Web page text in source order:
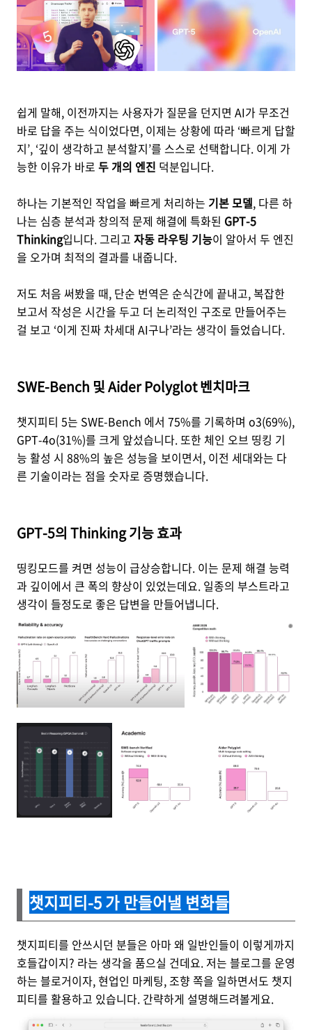
쉽게 말해, 이전까지는 사용자가 질문을 던지면 AI가 무조건
바로 답을 주는 식이었다면, 이제는 상황에 따라 ‘빠르게 답할
지’, ‘깊이 생각하고 분석할지’를 스스로 선택합니다. 이게 가
능한 이유가 바로 두 개의 엔진 덕분입니다.
하나는 기본적인 작업을 빠르게 처리하는 기본 모델, 다른 하
나는 심층 분석과 창의적 문제 해결에 특화된 GPT-5
Thinking입니다. 그리고 자동 라우팅 기능이 알아서 두 엔진
을 오가며 최적의 결과를 내줍니다.
저도 처음 써봤을 때, 단순 번역은 순식간에 끝내고, 복잡한
보고서 작성은 시간을 두고 더 논리적인 구조로 만들어주는
걸 보고 ‘이게 진짜 차세대 AI구나’라는 생각이 들었습니다.
SWE-Bench 및 Aider Polyglot 벤치마크
챗지피티 5는 SWE-Bench 에서 75%를 기록하며 o3(69%),
GPT-4o(31%)를 크게 앞섰습니다. 또한 체인 오브 띵킹 기
능 활성 시 88%의 높은 성능을 보이면서, 이전 세대와는 다
른 기술이라는 점을 숫자로 증명했습니다.
GPT-5의 Thinking 기능 효과
띵킹모드를 켜면 성능이 급상승합니다. 이는 문제 해결 능력
과 깊이에서 큰 폭의 향상이 있었는데요. 일종의 부스트라고
생각이 들정도로 좋은 답변을 만들어냅니다.
챗지피티-5 가 만들어낼 변화들
챗지피티를 안쓰시던 분들은 아마 왜 일반인들이 이렇게까지
호들갑이지? 라는 생각을 품으실 건데요. 저는 블로그를 운영
하는 블로거이자, 현업인 마케팅, 조향 쪽을 일하면서도 챗지
피티를 활용하고 있습니다. 간략하게 설명해드려볼게요.